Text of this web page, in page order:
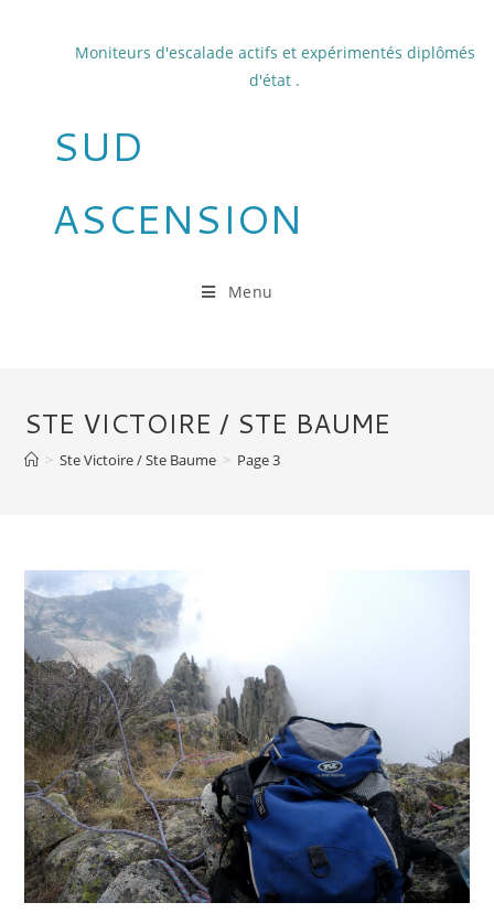
Moniteurs d'escalade actifs et expérimentés diplômés
d'état .
SUD
ASCENSION
Menu
STE VICTOIRE / STE BAUME
> Ste Victoire / Ste Baume > Page 3